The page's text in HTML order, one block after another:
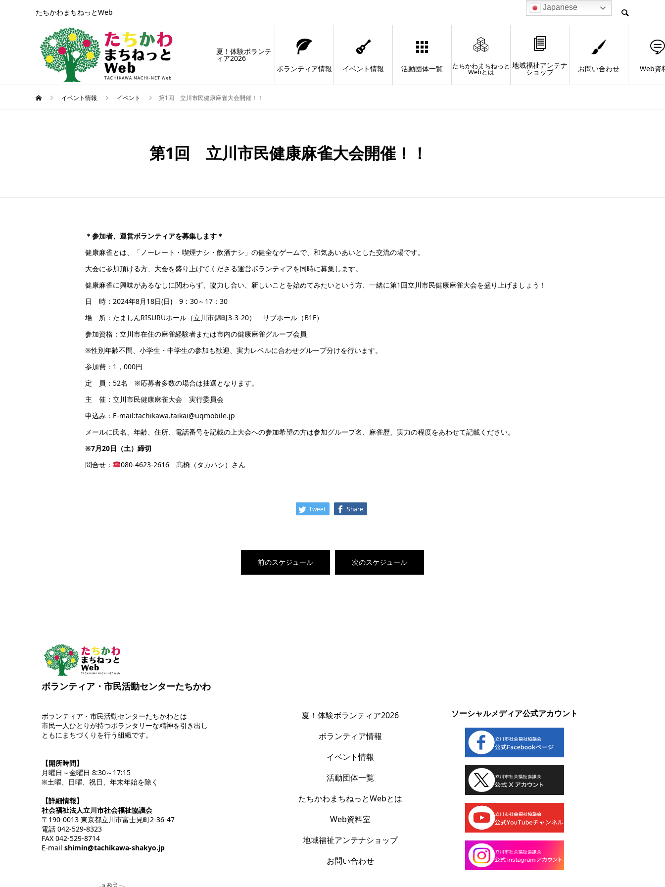
たちかわまちねっとWeb
夏！体験ボランテ
ィア2026
ボランティア情報
イベント情報 活動団体一覧 たちかわまちねっと
Webとは
地域福祉アンテナ
ショップ お問い合わせ Web資
イベント情報 イベント 第1回 立川市民健康麻雀大会開催！！
第1回 立川市民健康麻雀大会開催！！
＊参加者、運営ボランティアを募集します＊
健康麻雀とは、「ノーレート・喫煙ナシ・飲酒ナシ」の健全なゲームで、和気あいあいとした交流の場です。
大会に参加頂ける方、大会を盛り上げてくださる運営ボランティアを同時に募集します。
健康麻雀に興味があるなしに関わらず、協力し合い、新しいことを始めてみたいという方、一緒に第1回立川市民健康麻雀大会を盛り上げましょう！
日 時：2024年8月18日(日) 9：30～17：30
場 所：たましんRISURUホール（立川市錦町3-3-20） サブホール（B1F）
参加資格：立川市在住の麻雀経験者または市内の健康麻雀グループ会員
※性別年齢不問、小学生・中学生の参加も歓迎、実力レベルに合わせグループ分けを行います。
参加費：1，000円
定 員：52名 ※応募者多数の場合は抽選となります。
主 催：立川市民健康麻雀大会 実行委員会
申込み：E‐mail:tachikawa.taikai@uqmobile.jp
メールに氏名、年齢、住所、電話番号を記載の上大会への参加希望の方は参加グループ名、麻雀歴、実力の程度をあわせて記載ください。
※7月20日（土）締切
問合せ：
080-4623-2616 髙橋（タカハシ）さん
Tweet Share
前のスケジュール 次のスケジュール
ボランティア・市民活動センターたちかわ
ボランティア・市民活動センターたちかわとは
市民一人ひとりが持つボランタリーな精神を引き出し
ともにまちづくりを行う組織です。
【開所時間】
月曜日～金曜日 8:30～17:15
※土曜、日曜、祝日、年末年始を除く
【詳細情報】
社会福祉法人立川市社会福祉協議会
〒190-0013 東京都立川市富士見町2-36-47
電話 042-529-8323
FAX 042-529-8714
E-mail shimin@tachikawa-shakyo.jp
夏！体験ボランティア2026
ボランティア情報
イベント情報
活動団体一覧
たちかわまちねっとWebとは
Web資料室
地域福祉アンテナショップ
お問い合わせ
ソーシャルメディア公式アカウント
Japanese